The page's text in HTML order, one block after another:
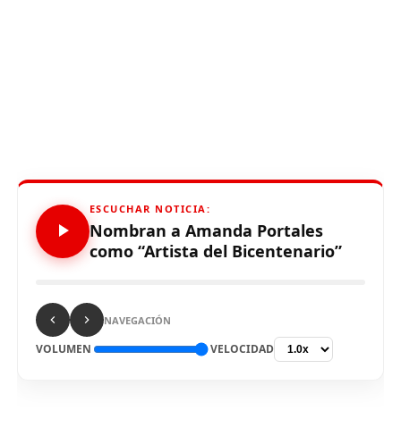
ESCUCHAR NOTICIA:
Nombran a Amanda Portales
como “Artista del Bicentenario”
NAVEGACIÓN
VOLUMEN VELOCIDAD